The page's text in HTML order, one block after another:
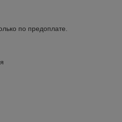
по предоплате.